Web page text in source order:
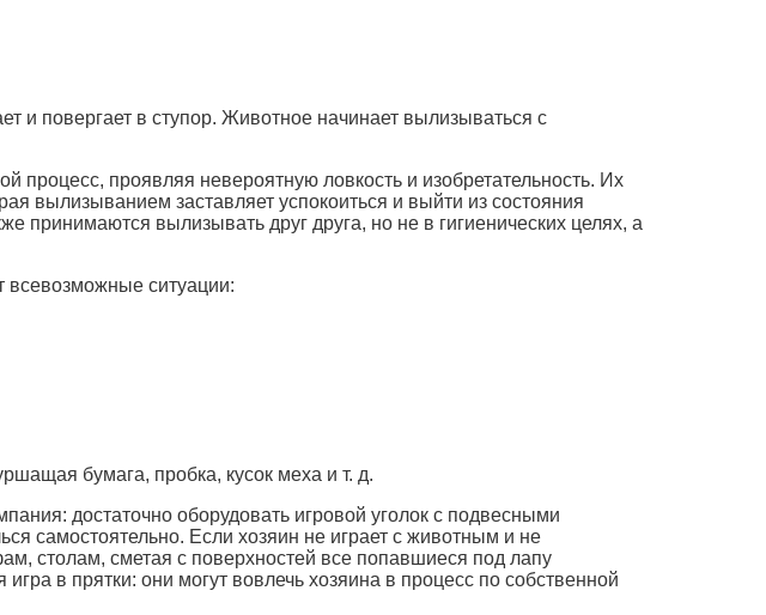
и повергает в ступор. Животное начинает вылизываться с
процесс, проявляя невероятную ловкость и изобретательность. Их
вылизыванием заставляет успокоиться и выйти из состояния
вылизывать друг друга, но не в гигиенических целях, а
всевозможные ситуации:
бумага, пробка, кусок меха и т. д.
достаточно оборудовать игровой уголок с подвесными
самостоятельно. Если хозяин не играет с животным и не
столам, сметая с поверхностей все попавшиеся под лапу
в прятки: они могут вовлечь хозяина в процесс по собственной